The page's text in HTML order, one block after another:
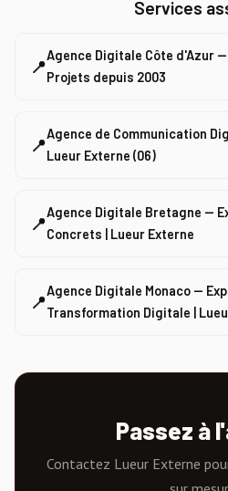
Services
📍
Agence Digitale Côte d'Azur
Projets depuis 2003
📍
Agence de Communication
Lueur Externe (06)
📍
Agence Digitale Bretagne —
Concrets | Lueur Externe
📍
Agence Digitale Monaco —
Transformation Digitale |
Passez à
Contactez Lueur Externe